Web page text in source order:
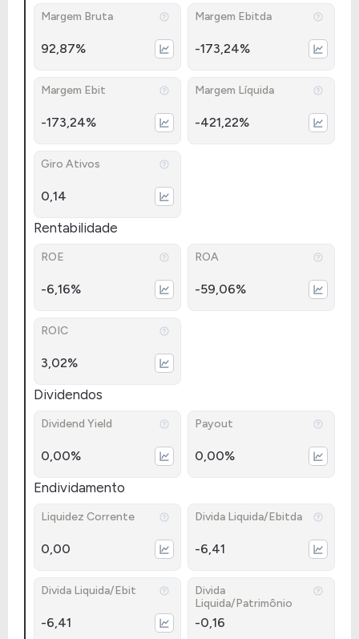
Margem Bruta
92,87%
Margem Ebitda
-173,24%
Margem Ebit
-173,24%
Margem Líquida
-421,22%
Giro Ativos
0,14
Rentabilidade
ROE
-6,16%
ROA
-59,06%
ROIC
3,02%
Dividendos
Dividend Yield
0,00%
Payout
0,00%
Endividamento
Liquidez Corrente
0,00
Divida Liquida/Ebitda
-6,41
Divida Liquida/Ebit
-6,41
Divida
Liquida/Patrimônio
-0,16